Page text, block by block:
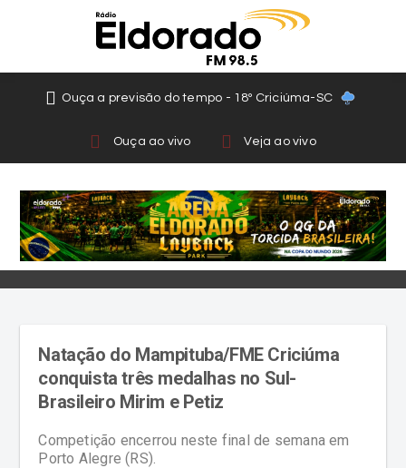
Ouça a previsão do tempo - 18º Criciúma-SC
Ouça ao vivo Veja ao vivo
Natação do Mampituba/FME Criciúma
conquista três medalhas no Sul-
Brasileiro Mirim e Petiz
Competição encerrou neste final de semana em
Porto Alegre (RS).